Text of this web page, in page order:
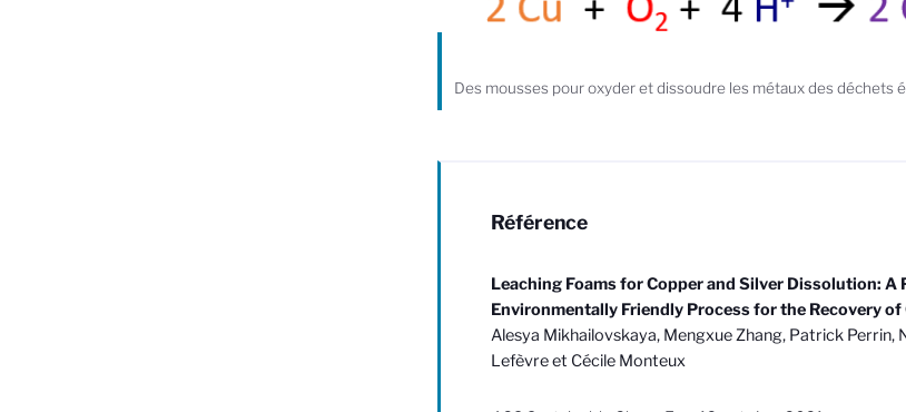
Des mousses pour oxyder et dissoudre les métaux des déchets
Référence
Leaching Foams for Copper and Silver Dissolution:
Environmentally Friendly Process for the Recovery
Alesya Mikhailovskaya, Mengxue Zhang, Patrick
Lefèvreet Cécile Monteux